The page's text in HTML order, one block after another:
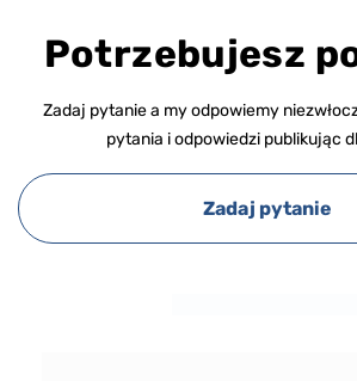
Potrzebujesz
Zadaj pytanie a my odpowiemy
pytania i odpowiedzi publikując
Zadaj pytanie